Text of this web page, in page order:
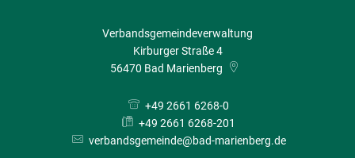
Verbandsgemeindeverwaltung
Kirburger Straße 4
56470 Bad Marienberg
+49 2661 6268-0
+49 2661 6268-201
verbandsgemeinde@bad-marienberg.de